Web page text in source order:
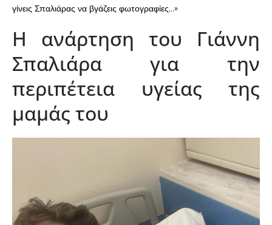
γίνεις Σπαλιάρας να βγάζεις φωτογραφίες…»
H ανάρτηση του Γιάννη
Σπαλιάρα για την
περιπέτεια υγείας της
μαμάς του